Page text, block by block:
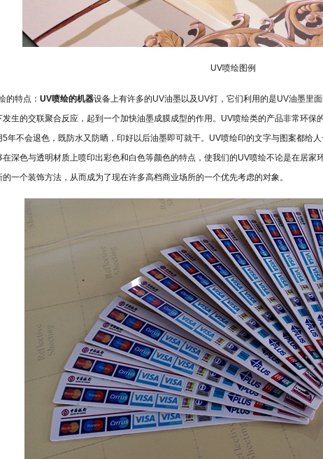
UV喷绘图例
的特点： UV喷绘的机器设备上有许多的UV油墨以及 UV灯， 它们利用的是UV油墨里
发生的交联聚合反应， 起到一个加快油墨成膜成型的作用。 UV喷绘类的产品非常环保
5年不会退色， 既防水又 防晒， 印好以后油墨即可就干。 UV喷绘印的文字与图案都给
在深色与透明材质上喷印出彩色和白色等颜色的特点， 使我们的UV喷绘不论是在居家
的一个装饰方法 ， 从而成为了现在许多高档商业场所的一个优先考虑的对象。